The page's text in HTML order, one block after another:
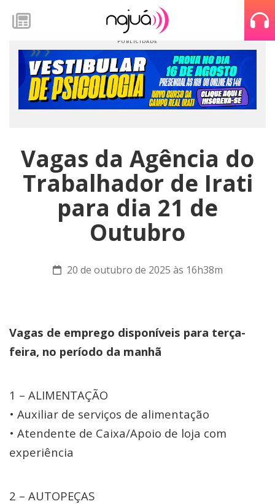
Vagas da Agência do
Trabalhador de Irati
para dia 21 de
Outubro
20 de outubro de 2025 às 16h38m
Vagas de emprego disponíveis para terça-
feira, no período da manhã
1 – ALIMENTAÇÃO
• Auxiliar de serviços de alimentação
• Atendente de Caixa/Apoio de loja com
experiência
2 – AUTOPEÇAS